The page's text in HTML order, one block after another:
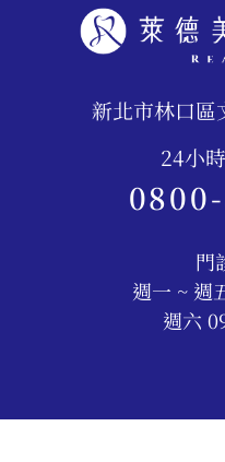
新北市林口區
24小
門
週一 ~ 週
週六